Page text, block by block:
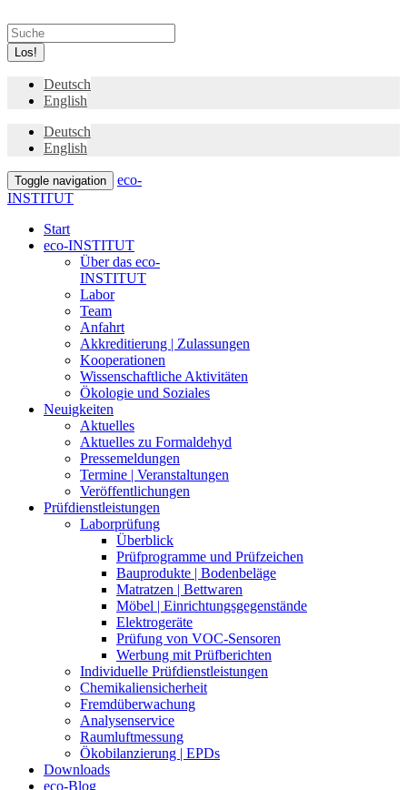
Los!
Deutsch
English
Deutsch
English
Toggle navigation
eco-
INSTITUT
Start
eco-INSTITUT
Über das eco-
INSTITUT
Labor
Team
Anfahrt
Akkreditierung | Zulassungen
Kooperationen
Wissenschaftliche Aktivitäten
Ökologie und Soziales
Neuigkeiten
Aktuelles
Aktuelles zu Formaldehyd
Pressemeldungen
Termine | Veranstaltungen
Veröffentlichungen
Prüfdienstleistungen
Laborprüfung
Überblick
Prüfprogramme und Prüfzeichen
Bauprodukte | Bodenbeläge
Matratzen | Bettwaren
Möbel | Einrichtungsgegenstände
Elektrogeräte
Prüfung von VOC-Sensoren
Werbung mit Prüfberichten
Individuelle Prüfdienstleistungen
Chemikaliensicherheit
Fremdüberwachung
Analysenservice
Raumluftmessung
Ökobilanzierung | EPDs
Downloads
eco-Blog